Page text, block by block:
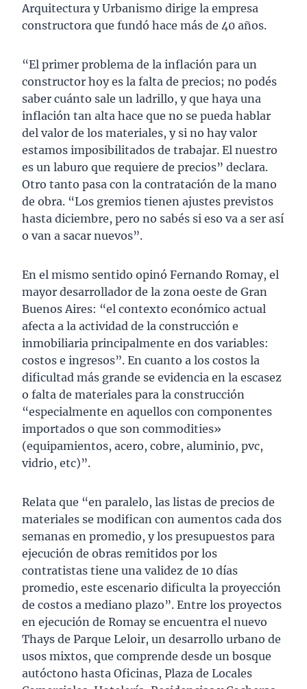
Arquitectura y Urbanismo dirige la empresa
constructora que fundó hace más de 40 años.
“El primer problema de la inflación para un
constructor hoy es la falta de precios; no podés
saber cuánto sale un ladrillo, y que haya una
inflación tan alta hace que no se pueda hablar
del valor de los materiales, y si no hay valor
estamos imposibilitados de trabajar. El nuestro
es un laburo que requiere de precios” declara.
Otro tanto pasa con la contratación de la mano
de obra. “Los gremios tienen ajustes previstos
hasta diciembre, pero no sabés si eso va a ser así
o van a sacar nuevos”.
En el mismo sentido opinó Fernando Romay, el
mayor desarrollador de la zona oeste de Gran
Buenos Aires: “el contexto económico actual
afecta a la actividad de la construcción e
inmobiliaria principalmente en dos variables:
costos e ingresos”. En cuanto a los costos la
dificultad más grande se evidencia en la escasez
o falta de materiales para la construcción
“especialmente en aquellos con componentes
importados o que son commodities»
(equipamientos, acero, cobre, aluminio, pvc,
vidrio, etc)”.
Relata que “en paralelo, las listas de precios de
materiales se modifican con aumentos cada dos
semanas en promedio, y los presupuestos para
ejecución de obras remitidos por los
contratistas tiene una validez de 10 días
promedio, este escenario dificulta la proyección
de costos a mediano plazo”. Entre los proyectos
en ejecución de Romay se encuentra el nuevo
Thays de Parque Leloir, un desarrollo urbano de
usos mixtos, que comprende desde un bosque
autóctono hasta Oficinas, Plaza de Locales